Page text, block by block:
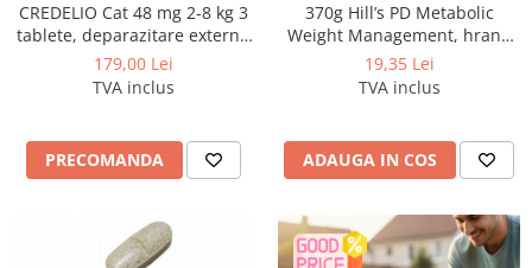
CREDELIO Cat 48 mg 2-8 kg 3
tablete, deparazitare externa
pentru pisici
179,00 Lei
TVA inclus
PRECOMANDA
370g Hill’s PD Metabolic
Weight Management, hrană
umedă dietă veterinară
pentru caini cu probleme de
19,35 Lei
TVA inclus
ADAUGA IN COS